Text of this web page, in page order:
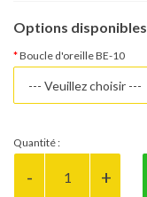
Options disponibles
Boucle d'oreille BE-10
Quantité :